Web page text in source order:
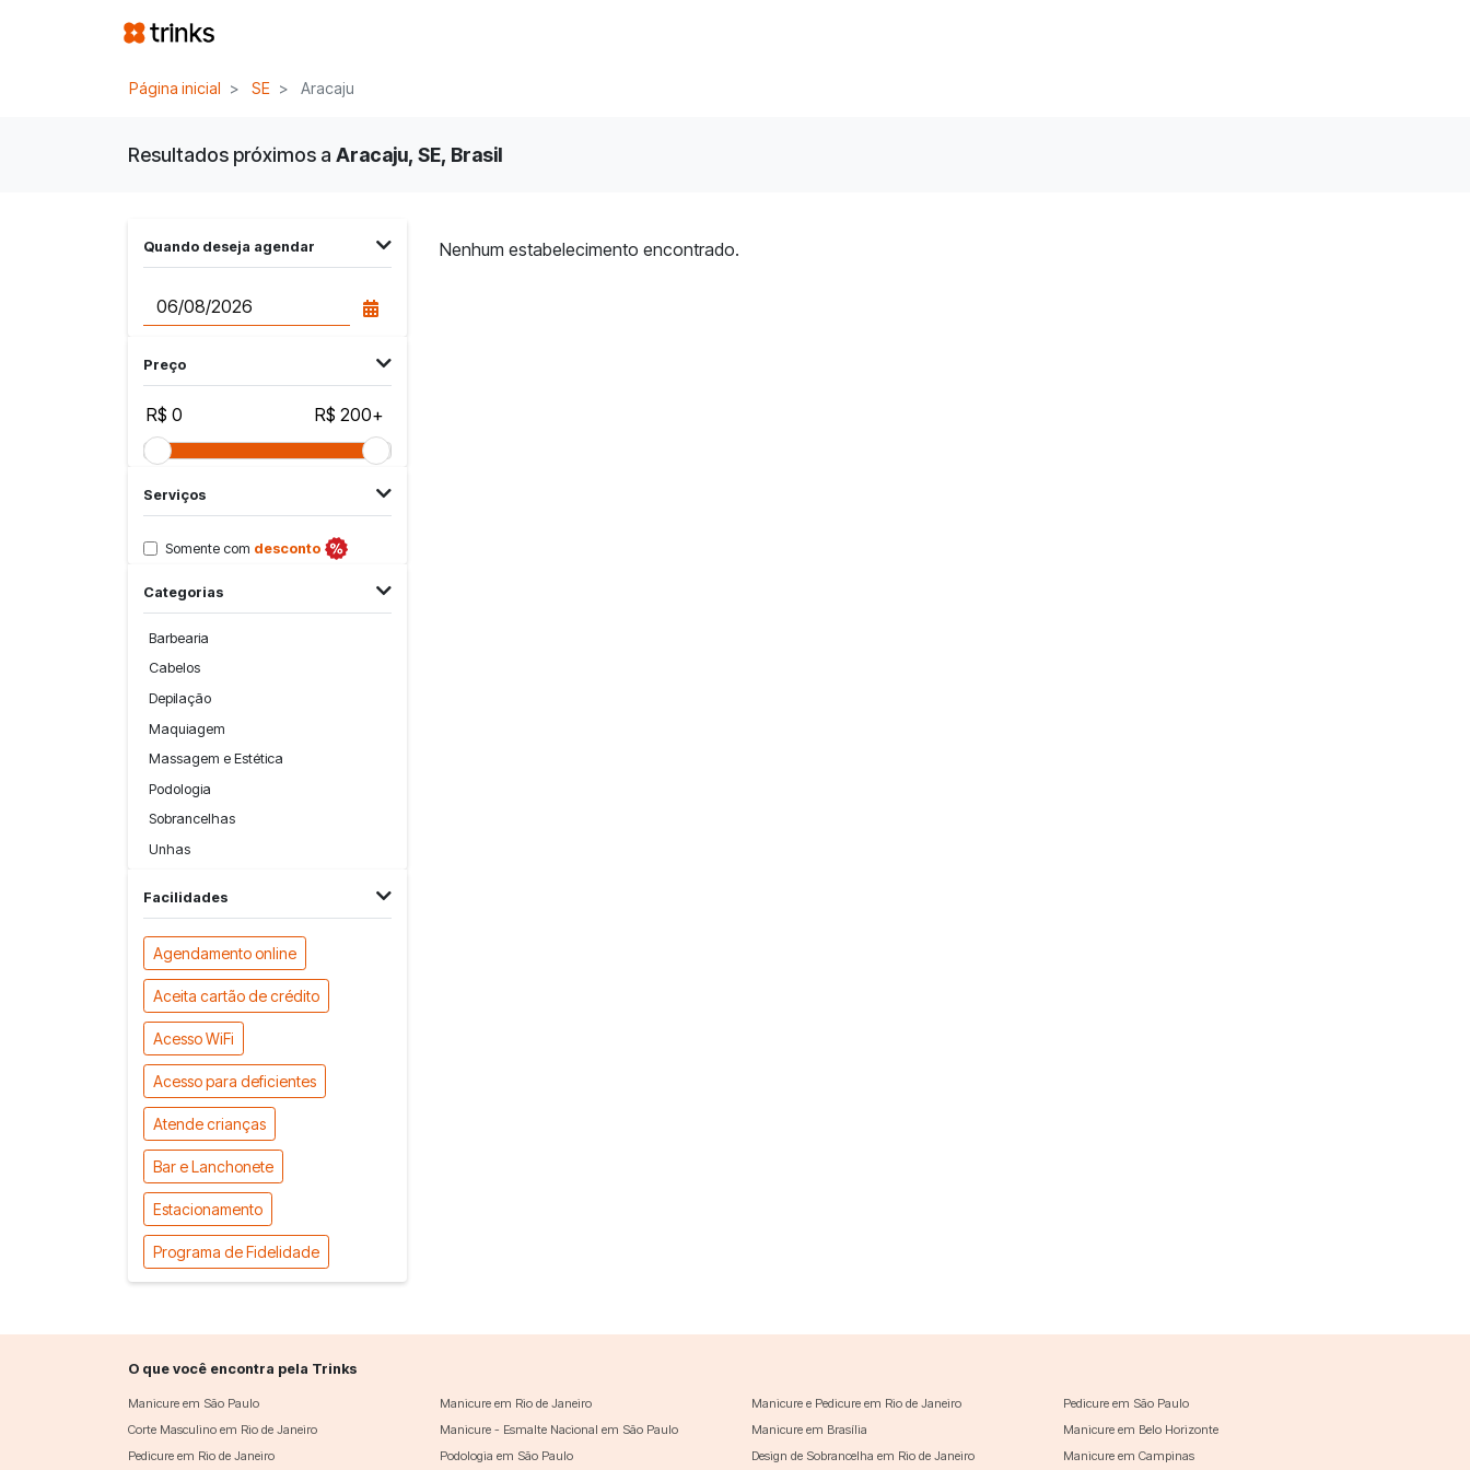
Página inicial SE Aracaju
Resultados próximos a Aracaju, SE, Brasil
Quando deseja agendar
Preço
R$ 0 R$ 200+
Serviços
Somente com desconto
Categorias
Barbearia
Cabelos
Depilação
Maquiagem
Massagem e Estética
Podologia
Sobrancelhas
Unhas
Facilidades
Agendamento online
Aceita cartão de crédito
Acesso WiFi
Acesso para deficientes
Atende crianças
Bar e Lanchonete
Estacionamento
Programa de Fidelidade
Nenhum estabelecimento encontrado.
O que você encontra pela Trinks
Manicure em São Paulo Manicure em Rio de Janeiro Manicure e Pedicure em Rio de Janeiro
Pedicure em São Paulo
Corte Masculino em Rio de Janeiro
Manicure - Esmalte Nacional em São Paulo Manicure em Brasília
Manicure em Belo Horizonte
Pedicure em Rio de Janeiro
Podologia em São Paulo Design de Sobrancelha em Rio de Janeiro Manicure em Campinas